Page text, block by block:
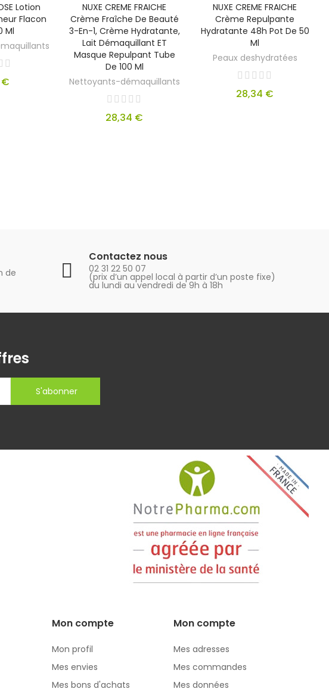
Lotion
Flacon
Ml
€
NUXE CREME FRAICHE
Crème Fraîche De Beauté
3-En-1, Crème Hydratante,
Lait Démaquillant ET
Masque Repulpant Tube
De 100 Ml
Nettoyants-démaquillants
28,34 €
NUXE CREME FRAICHE
Crème Repulpante
Hydratante 48h Pot De 50
Ml
Peaux deshydratées
28,34 €
de
Contactez nous
02 31 22 50 07
(prix d’un appel local à partir d’un poste fixe)
du lundi au vendredi de 9h à 18h
S'abonner
Mon compte
Mon profil
Mes envies
Mes bons d'achats
Mon compte
Mes adresses
Mes commandes
Mes données